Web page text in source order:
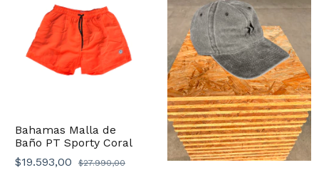
Bahamas Malla de
Baño PT Sporty Coral
$19.593,00
$27.990,00